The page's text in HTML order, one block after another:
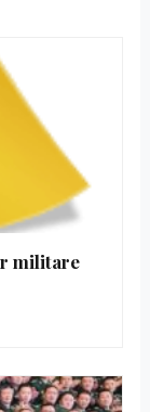
militare